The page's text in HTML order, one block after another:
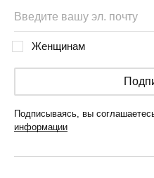
Женщинам
Подписываясь, вы
информации